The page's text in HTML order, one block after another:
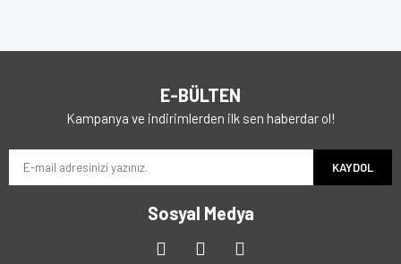
E-BÜLTEN
Kampanya ve indirimlerden ilk sen haberdar ol!
KAYDOL
Sosyal Medya